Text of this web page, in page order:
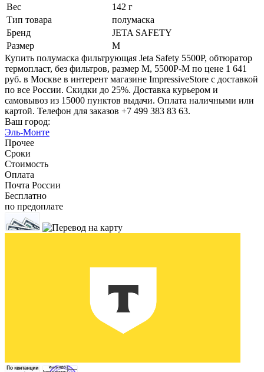
Вес
142 г
Тип товара
полумаска
Бренд
JETA SAFETY
Размер
M
Купить полумаска фильтрующая Jeta Safety 5500P, обтюратор
термопласт, без фильтров, размер М, 5500P-M по цене 1 641
руб. в Москве в интерент магазине ImpressiveStore с доставкой
по все России. Скидки до 25%. Доставка курьером и
самовывоз из 15000 пунктов выдачи. Оплата наличными или
картой. Телефон для заказов +7 499 383 83 63.
Ваш город:
Эль-Монте
Прочее
Сроки
Стоимость
Оплата
Почта России
Бесплатно
по предоплате